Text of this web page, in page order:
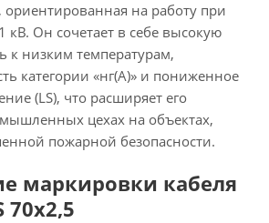
ориентированная на работу при
кВ. Он сочетает в себе высокую
к низким температурам,
категории «нг(А)» и пониженное
(LS), что расширяет его
цехах на объектах,
пожарной безопасности.
маркировки кабеля
70х2,5